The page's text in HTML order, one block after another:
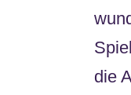
die